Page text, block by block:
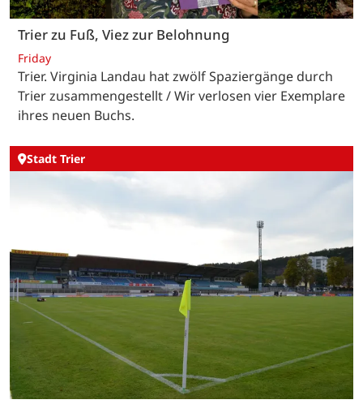
Trier zu Fuß, Viez zur Belohnung
Friday
Trier. Virginia Landau hat zwölf Spaziergänge durch
Trier zusammengestellt / Wir verlosen vier Exemplare
ihres neuen Buchs.
Stadt Trier